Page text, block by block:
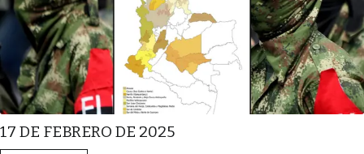
17 DE FEBRERO DE 2025